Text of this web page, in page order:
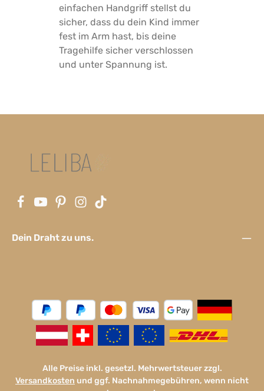
einfachen Handgriff stellst du
sicher, dass du dein Kind immer
fest im Arm hast, bis deine
Tragehilfe sicher verschlossen
und unter Spannung ist.
Dein Draht zu uns.
Alle Preise inkl. gesetzl. Mehrwertsteuer zzgl.
Versandkosten und ggf. Nachnahmegebühren, wenn nicht